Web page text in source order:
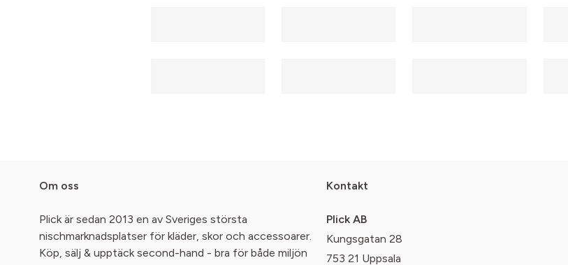
Om oss
Plick är sedan 2013 en av Sveriges största
nischmarknadsplatser för kläder, skor och accessoarer.
Köp, sälj & upptäck second-hand - bra för både miljön
Kontakt
Plick AB
Kungsgatan 28
753 21 Uppsala